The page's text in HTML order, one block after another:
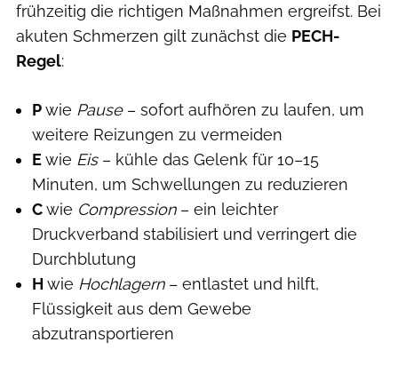
frühzeitig die richtigen Maßnahmen ergreifst. Bei
akuten Schmerzen gilt zunächst die PECH-
Regel:
Pwie Pause– sofort aufhören zu laufen, um
weitere Reizungen zu vermeiden
Ewie Eis– kühle das Gelenk für 10–15
Minuten, um Schwellungen zu reduzieren
Cwie Compression– ein leichter
Druckverband stabilisiert und verringert die
Durchblutung
H wie Hochlagern– entlastet und hilft,
Flüssigkeit aus dem Gewebe
abzutransportieren